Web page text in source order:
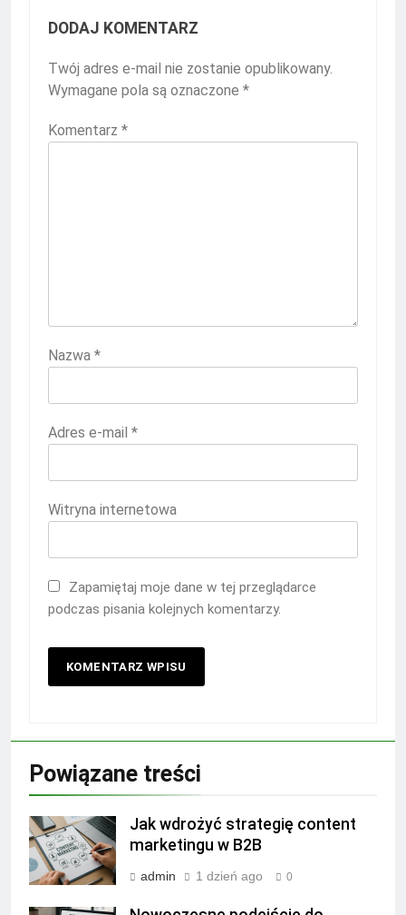
DODAJ KOMENTARZ
Twój adres e-mail nie zostanie opublikowany.
Wymagane pola są oznaczone *
Komentarz *
Nazwa *
Adres e-mail *
Witryna internetowa
Zapamiętaj moje dane w tej przeglądarce
podczas pisania kolejnych komentarzy.
Powiązane treści
Jak wdrożyć strategię content
marketingu w B2B
admin 1 dzień ago 0